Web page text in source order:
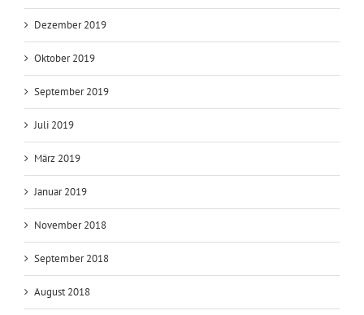
Dezember 2019
Oktober 2019
September 2019
Juli 2019
März 2019
Januar 2019
November 2018
September 2018
August 2018